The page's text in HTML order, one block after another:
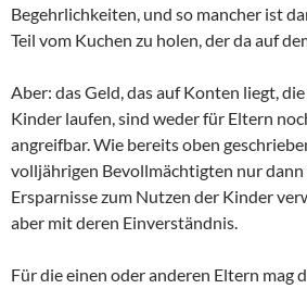
Begehrlichkeiten, und so mancher ist
Teil vom Kuchen zu holen, der da auf
Aber: das Geld, das auf Konten liegt,
Kinder laufen, sind weder für Eltern
angreifbar. Wie bereits oben
volljährigen Bevollmächtigten nur dann
Ersparnisse zum Nutzen der Kinder
aber mit deren Einverständnis.
Für die einen oder anderen Eltern mag